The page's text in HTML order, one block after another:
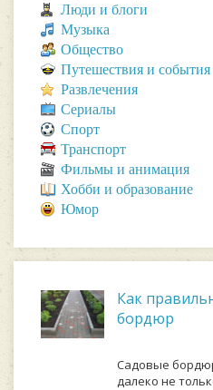
Люди и блоги
Музыка
Общество
Путешествия и события
Развлечения
Сериалы
Спорт
Транспорт
Фильмы и анимация
Хобби и образование
Юмор
Как
бордюр
Садовые
далеко не